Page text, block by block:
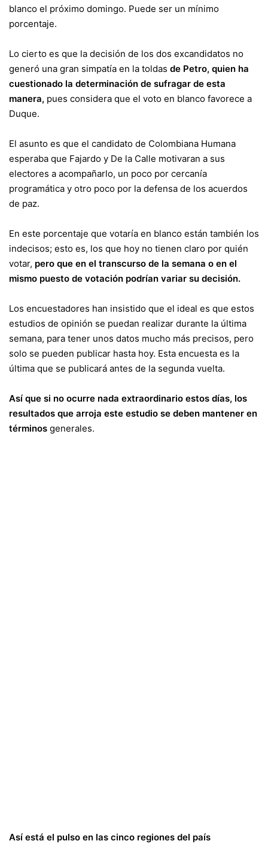
blanco el próximo domingo. Puede ser un mínimo
porcentaje.
Lo cierto es que la decisión de los dos excandidatos no
generó una gran simpatía en la toldas de Petro, quien ha
cuestionado la determinación de sufragar de esta
manera, pues considera que el voto en blanco favorece a
Duque.
El asunto es que el candidato de Colombiana Humana
esperaba que Fajardo y De la Calle motivaran a sus
electores a acompañarlo, un poco por cercanía
programática y otro poco por la defensa de los acuerdos
de paz.
En este porcentaje que votaría en blanco están también los
indecisos; esto es, los que hoy no tienen claro por quién
votar, pero que en el transcurso de la semana o en el
mismo puesto de votación podrían variar su decisión.
Los encuestadores han insistido que el ideal es que estos
estudios de opinión se puedan realizar durante la última
semana, para tener unos datos mucho más precisos, pero
solo se pueden publicar hasta hoy. Esta encuesta es la
última que se publicará antes de la segunda vuelta.
Así que si no ocurre nada extraordinario estos días, los
resultados que arroja este estudio se deben mantener en
términos generales.
Así está el pulso en las cinco regiones del país